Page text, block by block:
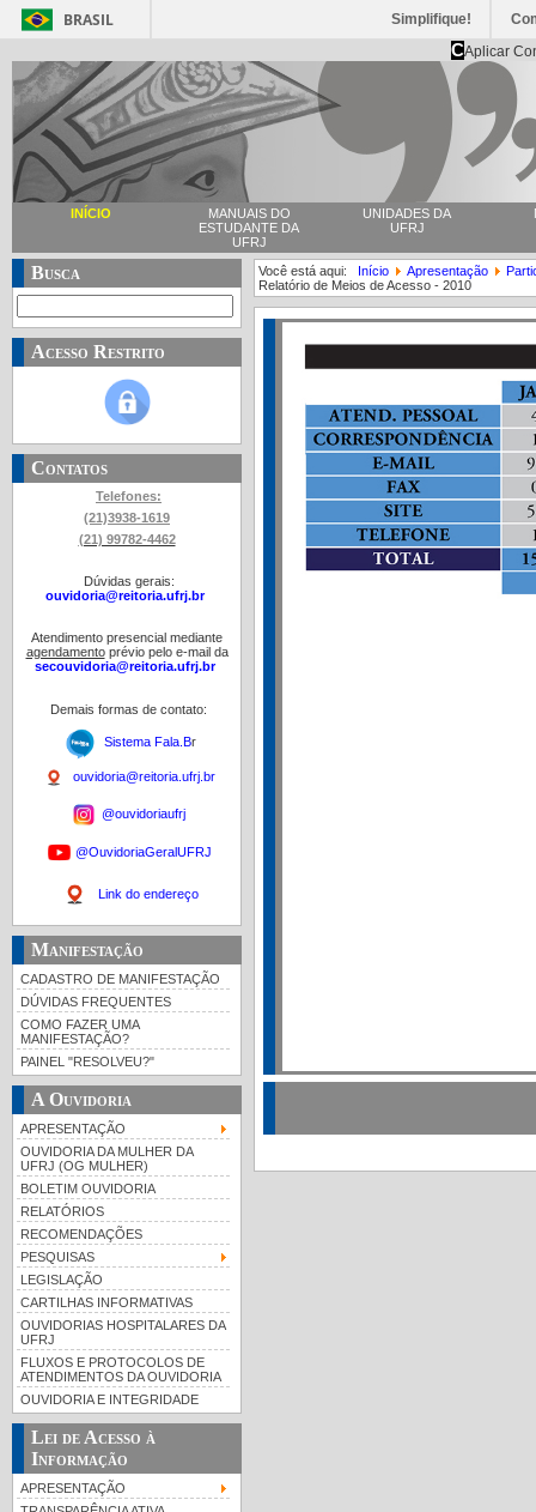
BRASIL Simplifique!
CAplicar
INÍCIO
MANUAIS DO
ESTUDANTE DA
UFRJ
UNIDADES DA
UFRJ
Busca
Acesso Restrito
Contatos
Telefones:
(21)3938-1619
(21) 99782-4462
Dúvidas gerais:
ouvidoria@reitoria.ufrj.br
Atendimento presencial mediante
agendamentoprévio pelo e-mail da
secouvidoria@reitoria.ufrj.br
Demais formas de contato:
Sistema Fala.Br
ouvidoria@reitoria.ufrj.br
@ouvidoriaufrj
@OuvidoriaGeralUFRJ
Link do endereço
Manifestação
CADASTRO DE MANIFESTAÇÃO
DÚVIDAS FREQUENTES
COMO FAZER UMA
MANIFESTAÇÃO?
PAINEL "RESOLVEU?"
A Ouvidoria
APRESENTAÇÃO
OUVIDORIA DA MULHER DA
UFRJ (OG MULHER)
BOLETIM OUVIDORIA
RELATÓRIOS
RECOMENDAÇÕES
PESQUISAS
LEGISLAÇÃO
CARTILHAS INFORMATIVAS
OUVIDORIAS HOSPITALARES DA
UFRJ
FLUXOS E PROTOCOLOS DE
ATENDIMENTOS DA OUVIDORIA
OUVIDORIA E INTEGRIDADE
Lei de Acesso à
Informação
APRESENTAÇÃO
Você está aqui: Início Apresentação
Relatório de Meios de Acesso - 2010